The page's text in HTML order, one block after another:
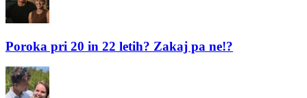
Poroka pri 20 in 22 letih? Zakaj pa ne!?